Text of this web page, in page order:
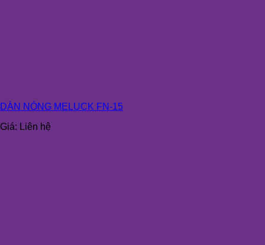
DÀN NÓNG MELUCK FN-15
Giá: Liên hệ